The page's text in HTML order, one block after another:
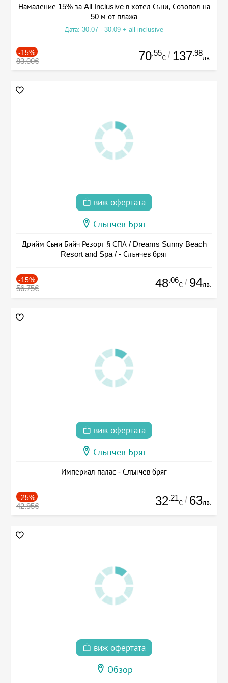
Намаление 15% за All Inclusive в хотел Съни, Созопол на
50 м от плажа
Дата: 30.07 - 30.09 + all inclusive
-15%
83.00€ 70.55
€ / 137.98
лв.
виж офертата
Слънчев Бряг
Дрийм Съни Бийч Резорт § СПА / Dreams Sunny Beach
Resort and Spa / - Слънчев бряг
-15%
56.75€ 48.06
€ / 94лв.
виж офертата
Слънчев Бряг
Империал палас - Слънчев бряг
-25%
42.95€ 32.21
€ / 63лв.
виж офертата
Обзор